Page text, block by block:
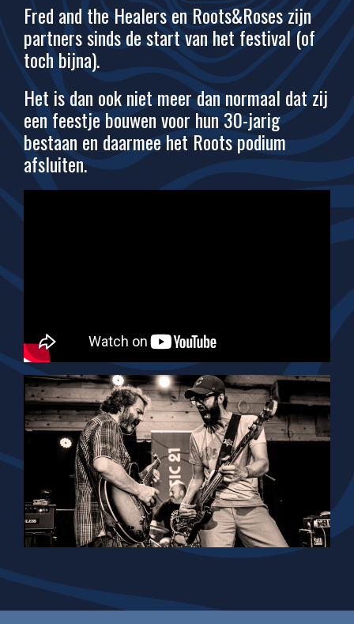
Fred and the Healers en Roots&Roses zijn
partners sinds de start van het festival (of
toch bijna).
Het is dan ook niet meer dan normaal dat zij
een feestje bouwen voor hun 30-jarig
bestaan en daarmee het Roots podium
afsluiten.